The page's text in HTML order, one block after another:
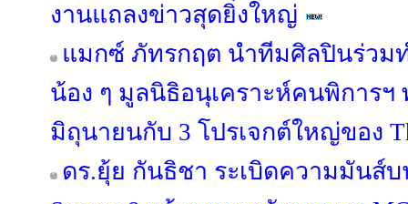
งานแถลงข่าวสุดยิ่งใหญ่
แมกซ์ ภัทรกฤต นำทีมศิลปินร่วม
น้อง ๆ มูลนิธิอนุเคราะห์คนพิการฯ
มิถุนายนกับ 3 โปรเจกต์ใหญ่ของ
ดร.ยุ้ย กันธิชา ระเบิดความมันส์บ